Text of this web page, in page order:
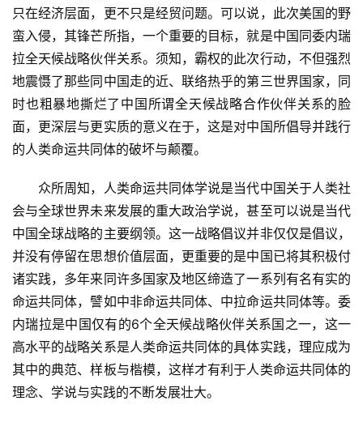
只在经济层面，更不只是经贸问题。可以说，此次美国的野
蛮入侵，其锋芒所指，一个重要的目标，就是中国同委内瑞
拉全天候战略伙伴关系。须知，霸权的此次行动，不但强烈
地震慑了那些同中国走的近、联络热乎的第三世界国家，同
时也粗暴地撕烂了中国所谓全天候战略合作伙伴关系的脸
面，更深层与更实质的意义在于，这是对中国所倡导并践行
的人类命运共同体的破坏与颠覆。
众所周知，人类命运共同体学说是当代中国关于人类社
会与全球世界未来发展的重大政治学说，甚至可以说是当代
中国全球战略的主要纲领。这一战略倡议并非仅仅是倡议，
并没有停留在思想价值层面，更重要的是中国已将其积极付
诸实践，多年来同许多国家及地区缔造了一系列有名有实的
命运共同体，譬如中非命运共同体、中拉命运共同体等。委
内瑞拉是中国仅有的6个全天候战略伙伴关系国之一，这一
高水平的战略关系是人类命运共同体的具体实践，理应成为
其中的典范、样板与楷模，这样才有利于人类命运共同体的
理念、学说与实践的不断发展壮大。